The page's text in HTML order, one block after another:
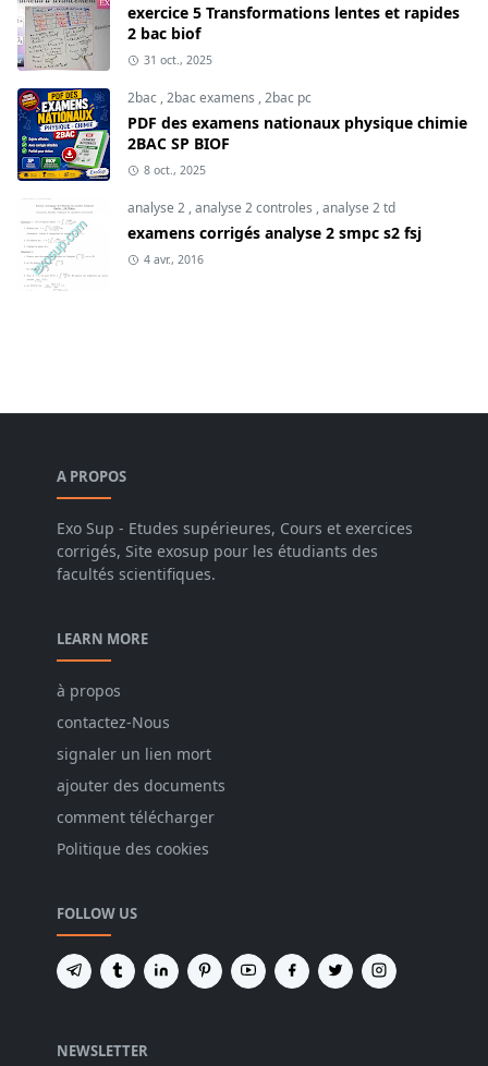
exercice 5 Transformations lentes et rapides
2 bac biof
31 oct., 2025
2bac ,2bac examens ,2bac pc
PDF des examens nationaux physique chimie
2BAC SP BIOF
8 oct., 2025
analyse 2 ,analyse 2 controles ,analyse 2 td
examens corrigés analyse 2 smpc s2 fsj
4 avr., 2016
A PROPOS
Exo Sup - Etudes supérieures, Cours et exercices
corrigés, Site exosup pour les étudiants des
facultés scientifiques.
LEARN MORE
à propos
contactez-Nous
signaler un lien mort
ajouter des documents
comment télécharger
Politique des cookies
FOLLOW US
NEWSLETTER